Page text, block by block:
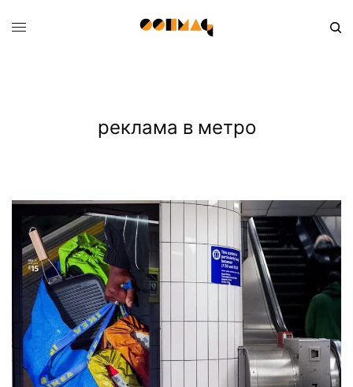
реклама в метро